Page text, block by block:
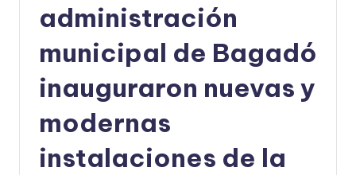
administración
municipal de Bagadó
inauguraron nuevas y
modernas
instalaciones de la